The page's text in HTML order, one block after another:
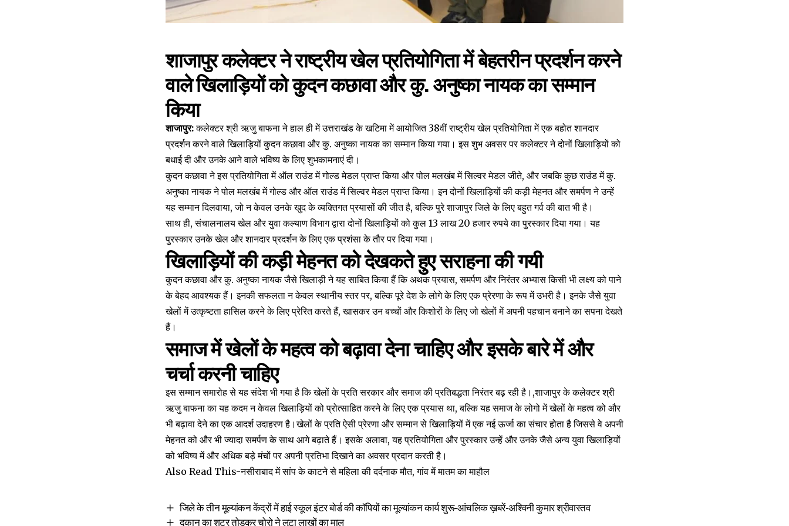
शाजापुर कलेक्टर ने राष्ट्रीय खेल प्रतियोगिता में बेहतरीन प्रदर्शन करने
वाले खिलाड़ियों को कुदन कछावा और कु. अनुष्का नायक का सम्मान
किया
शाजापुर:कलेक्टर श्री ऋजु बाफना ने हाल ही में उत्तराखंड के खटिमा में आयोजित 38वीं राष्ट्रीय खेल प्रतियोगिता में एक बहोत शानदार
प्रदर्शन करने वाले खिलाड़ियों कुदन कछावा और कु. अनुष्का नायक का सम्मान किया गया। इस शुभ अवसर पर कलेक्टर ने दोनों खिलाड़ियों को
बधाई दी और उनके आने वाले भविष्य के लिए शुभकामनाएं दी।
कुदन कछावा ने इस प्रतियोगिता में ऑल राउंड में गोल्ड मेडल प्राप्त किया और पोल मलखंब में सिल्वर मेडल जीते, और जबकि कुछ राउंड में कु.
अनुष्का नायक ने पोल मलखंब में गोल्ड और ऑल राउंड में सिल्वर मेडल प्राप्त किया। इन दोनों खिलाड़ियों की कड़ी मेहनत और समर्पण ने उन्हें
यह सम्मान दिलवाया, जो न केवल उनके खुद के व्यक्तिगत प्रयासों की जीत है, बल्कि पुरे शाजापुर जिले के लिए बहुत गर्व की बात भी है।
साथ ही, संचालनालय खेल और युवा कल्याण विभाग द्वारा दोनों खिलाड़ियों को कुल 13 लाख 20 हजार रुपये का पुरस्कार दिया गया। यह
पुरस्कार उनके खेल और शानदार प्रदर्शन के लिए एक प्रशंसा के तौर पर दिया गया।
खिलाड़ियों की कड़ी मेहनत को देखकते हुए सराहना की गयी
कुदन कछावा और कु. अनुष्का नायक जैसे खिलाड़ी ने यह साबित किया हैं कि अथक प्रयास, समर्पण और निरंतर अभ्यास किसी भी लक्ष्य को पाने
के बेहद आवश्यक हैं। इनकी सफलता न केवल स्थानीय स्तर पर, बल्कि पूरे देश के लोगे के लिए एक प्रेरणा के रूप में उभरी है। इनके जैसे युवा
खेलों में उत्कृष्टता हासिल करने के लिए प्रेरित करते हैं, खासकर उन बच्चों और किशोरों के लिए जो खेलों में अपनी पहचान बनाने का सपना देखते
हैं।
समाज में खेलों के महत्व को बढ़ावा देना चाहिए और इसके बारे में और
चर्चा करनी चाहिए
इस सम्मान समारोह से यह संदेश भी गया है कि खेलों के प्रति सरकार और समाज की प्रतिबद्धता निरंतर बढ़ रही है।,शाजापुर के कलेक्टर श्री
ऋजु बाफना का यह कदम न केवल खिलाड़ियों को प्रोत्साहित करने के लिए एक प्रयास था, बल्कि यह समाज के लोगो में खेलों के महत्व को और
भी बढ़ावा देने का एक आदर्श उदाहरण है।खेलों के प्रति ऐसी प्रेरणा और सम्मान से खिलाड़ियों में एक नई ऊर्जा का संचार होता है जिससे वे अपनी
मेहनत को और भी ज्यादा समर्पण के साथ आगे बढ़ाते हैं। इसके अलावा, यह प्रतियोगिता और पुरस्कार उन्हें और उनके जैसे अन्य युवा खिलाड़ियों
को भविष्य में और अधिक बड़े मंचों पर अपनी प्रतिभा दिखाने का अवसर प्रदान करती है।
Also Read This-नसीराबाद में सांप के काटने से महिला की दर्दनाक मौत, गांव में मातम का माहौल
जिले के तीन मूल्यांकन केंद्रों में हाई स्कूल इंटर बोर्ड की कॉपियों का मूल्यांकन कार्य शुरू-आंचलिक ख़बरें-अश्विनी कुमार श्रीवास्तव
दुकान का शटर तोड़कर चोरो ने लूटा लाखों का माल